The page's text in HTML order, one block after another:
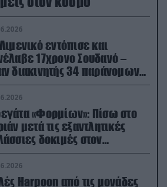
εντόπισε και
17χρονο Σουδανό –
διακινητής 34 παράνομων
«Φορμίων»: Πίσω στο
μετά τις εξαντλητικές
δοκιμές στον
Βισκαϊκό
Harpoon από τις μονάδες